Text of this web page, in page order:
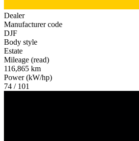
Dealer
Manufacturer code
DJF
Body style
Estate
Mileage (read)
116,865 km
Power (kW/hp)
74 / 101